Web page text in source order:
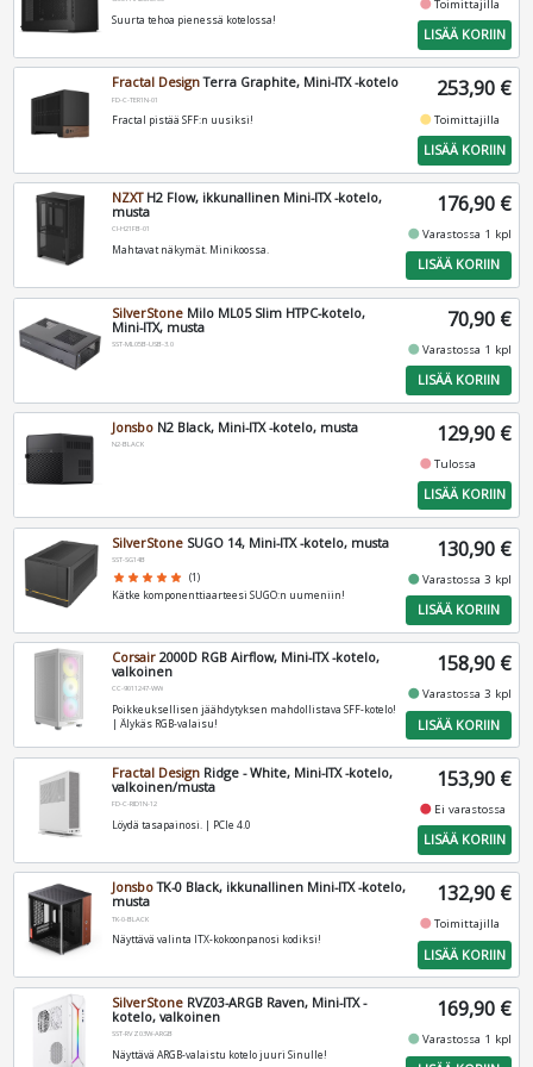
Suurta tehoa pienessä kotelossa!
fiber_manual_recordToimittajilla
LISÄÄ KORIIN
Fractal DesignTerra Graphite, Mini-ITX -kotelo
FD-C-TER1N-01
Fractal pistää SFF:n uusiksi!
253,90 €
fiber_manual_recordToimittajilla
LISÄÄ KORIIN
NZXTH2 Flow, ikkunallinen Mini-ITX -kotelo,
musta
CI-H21FB-01
Mahtavat näkymät. Minikoossa.
176,90 €
fiber_manual_recordVarastossa 1 kpl
LISÄÄ KORIIN
SilverStone Milo ML05 Slim HTPC-kotelo,
Mini-ITX, musta
SST-ML05B-USB-3.0
70,90 €
fiber_manual_recordVarastossa 1 kpl
LISÄÄ KORIIN
Jonsbo N2 Black, Mini-ITX -kotelo, musta
N2-BLACK 129,90 €
fiber_manual_recordTulossa
LISÄÄ KORIIN
SilverStone SUGO 14, Mini-ITX -kotelo, musta
SST-SG14B
star star star star star (1)
Kätke komponenttiaarteesi SUGO:n uumeniin!
130,90 €
fiber_manual_recordVarastossa 3 kpl
LISÄÄ KORIIN
Corsair 2000D RGB Airflow, Mini-ITX -kotelo,
valkoinen
CC-9011247-WW
Poikkeuksellisen jäähdytyksen mahdollistava SFF-kotelo!
| Älykäs RGB-valaisu!
158,90 €
fiber_manual_recordVarastossa 3 kpl
LISÄÄ KORIIN
Fractal Design Ridge - White, Mini-ITX -kotelo,
valkoinen/musta
FD-C-RID1N-12
Löydä tasapainosi. | PCIe 4.0
153,90 €
fiber_manual_record Ei varastossa
LISÄÄ KORIIN
JonsboTK-0 Black, ikkunallinen Mini-ITX -kotelo,
musta
TK-0-BLACK
Näyttävä valinta ITX-kokoonpanosi kodiksi!
132,90 €
fiber_manual_recordToimittajilla
LISÄÄ KORIIN
SilverStone RVZ03-ARGB Raven, Mini-ITX -
kotelo, valkoinen
SST-RVZ03W-ARGB
Näyttävä ARGB-valaistu kotelo juuri Sinulle!
169,90 €
fiber_manual_recordVarastossa 1 kpl